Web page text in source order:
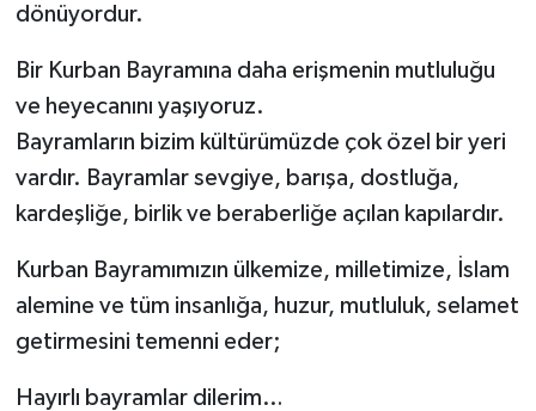
dönüyordur.
Bir Kurban Bayramına daha erişmenin mutluluğu
ve heyecanını yaşıyoruz.
Bayramların bizim kültürümüzde çok özel bir yeri
vardır. Bayramlar sevgiye, barışa, dostluğa,
kardeşliğe, birlik ve beraberliğe açılan kapılardır.
Kurban Bayramımızın ülkemize, milletimize, İslam
alemine ve tüm insanlığa, huzur, mutluluk, selamet
getirmesini temenni eder;
Hayırlı bayramlar dilerim…